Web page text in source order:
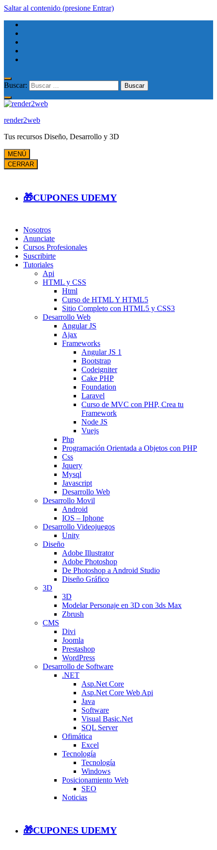
Saltar al contenido (presione Entrar)
Buscar:
render2web
Tus recursos Diseño, Desarrollo y 3D
MENÚ
CERRAR
🎁CUPONES UDEMY
Nosotros
Anunciate
Cursos Profesionales
Suscribirte
Tutoriales
Api
HTML y CSS
Html
Curso de HTML Y HTML5
Sitio Completo con HTML5 y CSS3
Desarrollo Web
Angular JS
Ajax
Frameworks
Angular JS 1
Bootstrap
Codeigniter
Cake PHP
Foundation
Laravel
Curso de MVC con PHP, Crea tu
Framework
Node JS
Vuejs
Php
Programación Orientada a Objetos con PHP
Css
Jquery
Mysql
Javascript
Desarrollo Web
Desarrollo Movil
Android
IOS – Iphone
Desarrollo Videojuegos
Unity
Diseño
Adobe Illustrator
Adobe Photoshop
De Photoshop a Android Studio
Diseño Gráfico
3D
3D
Modelar Personaje en 3D con 3ds Max
Zbrush
CMS
Divi
Joomla
Prestashop
WordPress
Desarrollo de Software
.NET
Asp.Net Core
Asp.Net Core Web Api
Java
Software
Visual Basic.Net
SQL Server
Ofimática
Excel
Tecnología
Tecnología
Windows
Posicionamiento Web
SEO
Noticias
🎁CUPONES UDEMY